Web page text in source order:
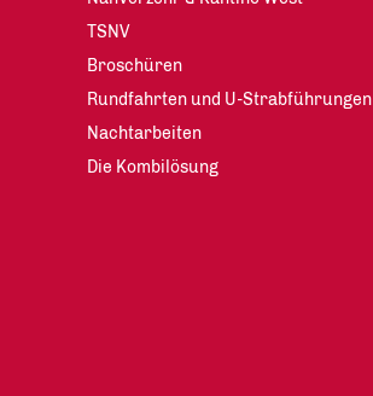
TSNV
Broschüren
Rundfahrten und U-Strabführungen
Nachtarbeiten
Die Kombilösung